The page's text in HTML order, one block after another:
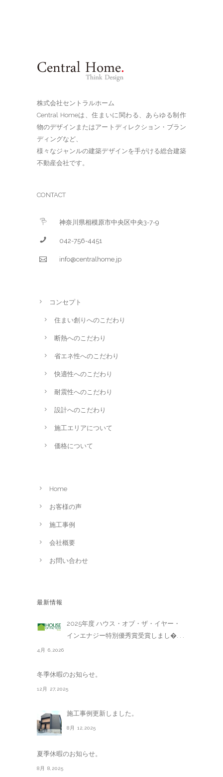
株式会社セントラルホーム
Central Homeは、住まいに関わる、あらゆる制作
物のデザインまたはアートディレクション・ブラン
ディングなど、
様々なジャンルの建築デザインを手がける総合建築
不動産会社です。
CONTACT
神奈川県相模原市中央区中央3-7-9
042-756-4451
info@centralhome.jp
コンセプト
住まい創りへのこだわり
断熱へのこだわり
省エネ性へのこだわり
快適性へのこだわり
耐震性へのこだわり
設計へのこだわり
施工エリアについて
価格について
Home
お客様の声
施工事例
会社概要
お問い合わせ
最新情報
2025年度 ハウス・オブ・ザ・イヤー・
インエナジー特別優秀賞受賞しまし�. . .
4月 6,2026
冬季休暇のお知らせ。
12月 27,2025
施工事例更新しました。
8月 12,2025
夏季休暇のお知らせ。
8月 8,2025